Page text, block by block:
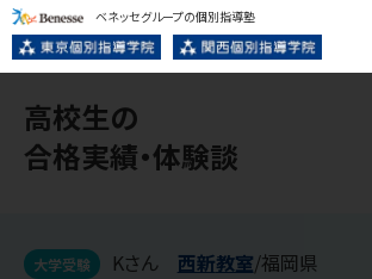
ベネッセグループの個別指導塾
高校生の
合格実績・体験談
大学受験 Kさん 西新教室/福岡県